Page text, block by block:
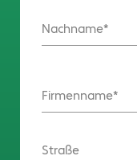
Nachname
Firmenname
Straße